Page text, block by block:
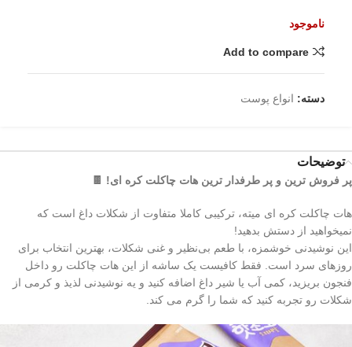
ناموجود
Add to compare
دسته: انواع پوست
توضیحات
پر فروش ترین و پر طرفدار ترین هات چاکلت کره ای! 🍫
هات چاکلت کره‌ ای میته، ترکیبی کاملا متفاوت از شکلات داغ است که
نمیخواهید از دستش بدهید!
این نوشیدنی خوشمزه، با طعم بی‌نظیر و غنی شکلات، بهترین انتخاب برای
روزهای سرد است. فقط کافیست یک ساشه از این هات چاکلت رو داخل
فنجون بریزید، کمی آب یا شیر داغ اضافه کنید و یه نوشیدنی لذیذ و کرمی از
شکلات رو تجربه کنید که شما را گرم می کند.